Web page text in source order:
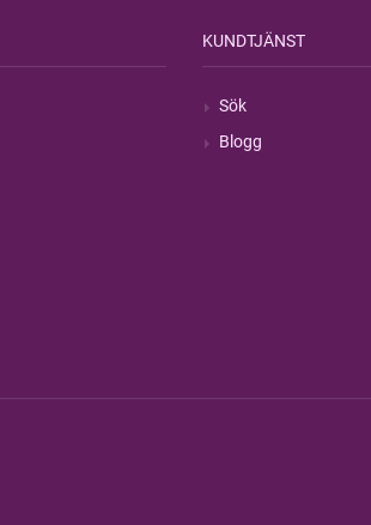
KUNDTJÄNST
Sök
Blogg